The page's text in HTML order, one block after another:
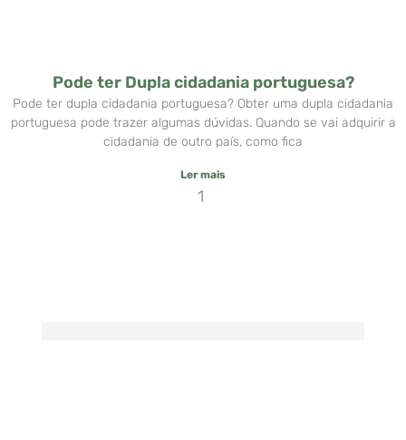
Pode ter Dupla cidadania portuguesa?
Pode ter dupla cidadania portuguesa? Obter uma dupla cidadania
portuguesa pode trazer algumas dúvidas. Quando se vai adquirir a
cidadania de outro país, como fica
Ler mais
1